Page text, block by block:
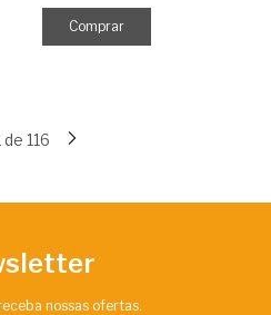
de 116
nossas ofertas.